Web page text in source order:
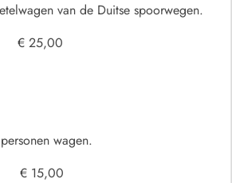
van de Duitse spoorwegen.
€ 25,00
wagen.
€ 15,00